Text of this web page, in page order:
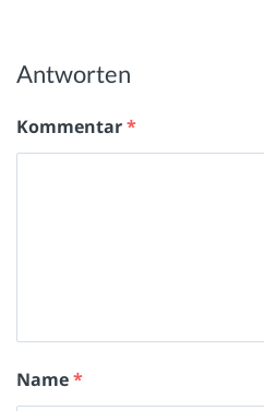
Antworten
Kommentar*
Name*